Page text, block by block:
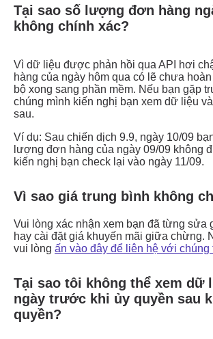
Tại sao số lượng đơn hàng
không chính xác?
Vì sao giá trung bình không
Tại sao tôi không thể xem dữ
ngày trước khi ủy quyền sau
quyền?